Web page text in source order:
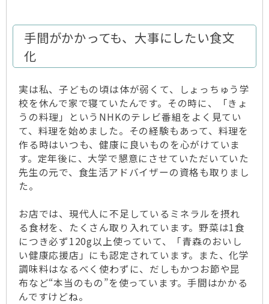
手間がかかっても、大事にしたい食文
化
実は私、子どもの頃は体が弱くて、しょっちゅう学
校を休んで家で寝ていたんです。その時に、「きょ
うの料理」というNHKのテレビ番組をよく見てい
て、料理を始めました。その経験もあって、料理を
作る時はいつも、健康に良いものを心がけていま
す。定年後に、大学で懇意にさせていただいていた
先生の元で、食生活アドバイザーの資格も取りまし
た。
お店では、現代人に不足しているミネラルを摂れ
る食材を、たくさん取り入れています。野菜は1食
につき必ず120g以上使っていて、「青森のおいし
い健康応援店」にも認定されています。また、化学
調味料はなるべく使わずに、だしもかつお節や昆
布など“本当のもの”を使っています。手間はかかる
んですけどね。